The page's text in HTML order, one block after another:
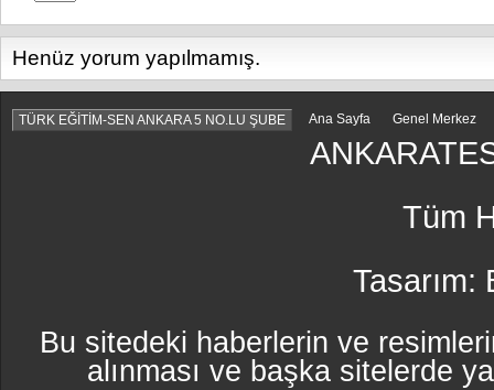
Henüz yorum yapılmamış.
TÜRK EĞİTİM-SEN ANKARA 5 NO.LU ŞUBE Ana Sayfa Genel Merkez
Tüm
Tasarım:
Bu sitedeki haberlerin ve
alınması ve başka sitelerde